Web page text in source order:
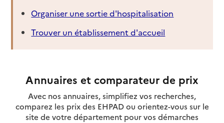
Organiser une sortie d'hospitalisation
Trouver un établissement d'accueil
Annuaires et comparateur de prix
Avec nos annuaires, simplifiez vos recherches,
comparez les prix des EHPAD ou orientez-vous sur le
site de votre département pour vos démarches